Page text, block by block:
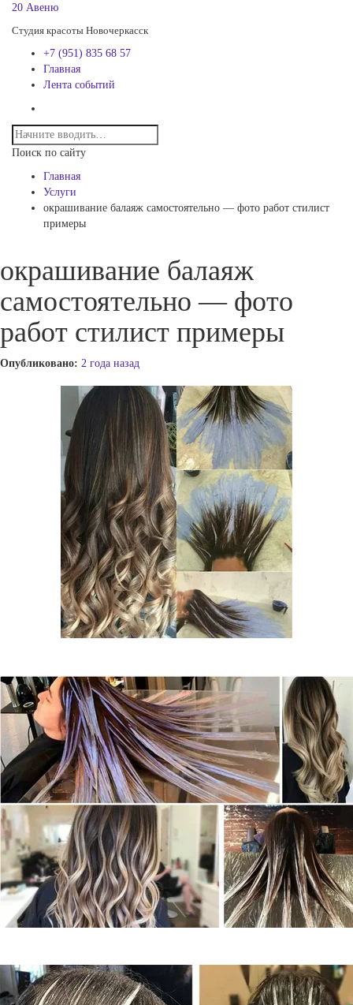
20 Авеню
Студия красоты Новочеркасск
+7 (951) 835 68 57
Главная
Лента событий
Поиск по сайту
Главная
Услуги
окрашивание балаяж самостоятельно — фото работ стилист
примеры
окрашивание балаяж
самостоятельно — фото
работ стилист примеры
Опубликовано: 2 года назад